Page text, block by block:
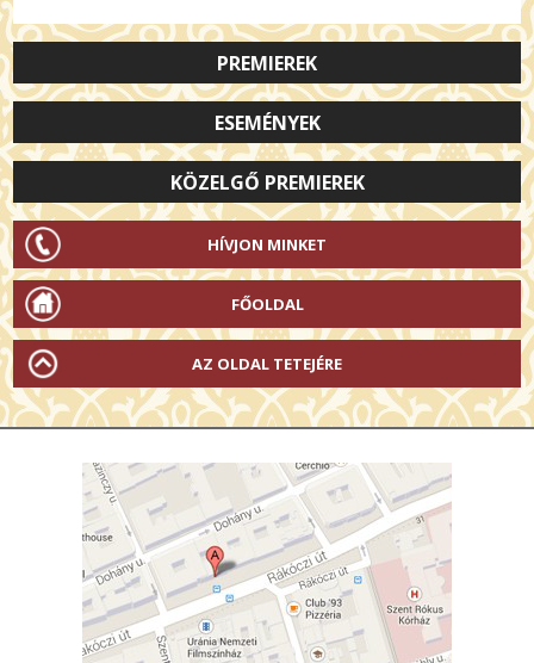
PREMIEREK
ESEMÉNYEK
KÖZELGŐ PREMIEREK
HÍVJON MINKET
FŐOLDAL
AZ OLDAL TETEJÉRE